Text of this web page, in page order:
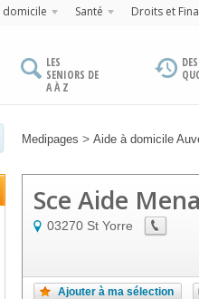
domicile Santé Droits et
LES
SENIORS DE
A À Z
Medipages > Aide à domicile
Sce Aide
03270 St Yorre
Ajouter à ma sélection